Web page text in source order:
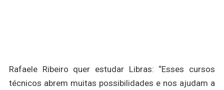
Rafaele Ribeiro quer estudar Libras: “Esses cursos
técnicos abrem muitas possibilidades e nos ajudam a